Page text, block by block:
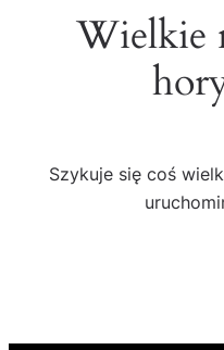
Wielkie
Szykuje się coś